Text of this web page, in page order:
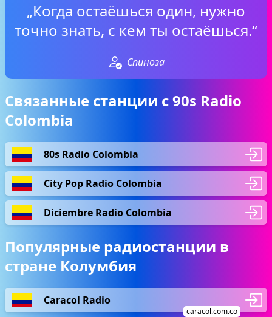
„Когда остаёшься один, нужно
точно знать, с кем ты остаёшься.“
Спиноза
Связанные станции с 90s Radio
Colombia
80s Radio Colombia
City Pop Radio Colombia
Diciembre Radio Colombia
Популярные радиостанции в
стране Колумбия
Caracol Radio
caracol.com.co